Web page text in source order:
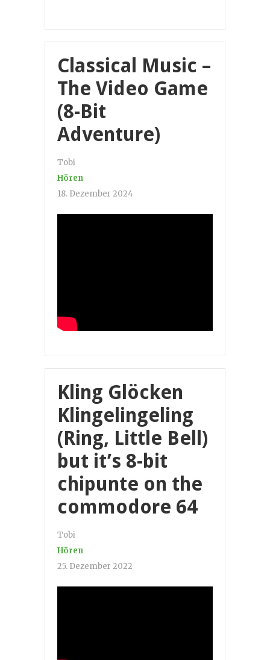
Classical Music –
The Video Game
(8​-​Bit
Adventure)
Tobi
Hören
18. Dezember 2024
Kling Glöcken
Klingelingeling
(Ring, Little Bell)
but it’s 8-bit
chipunte on the
commodore 64
Tobi
Hören
25. Dezember 2022